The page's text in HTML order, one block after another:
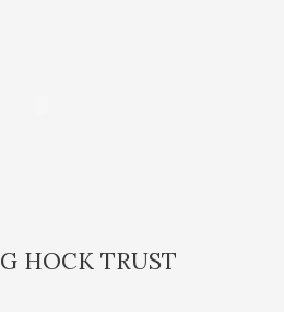
HOCK TRUST